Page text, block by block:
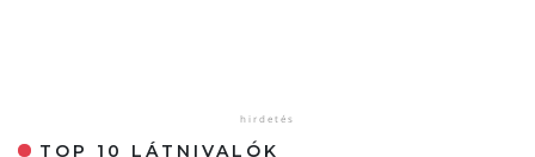
TOP 10 LÁTNIVALÓK